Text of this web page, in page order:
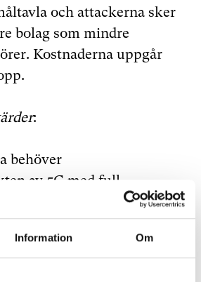
Information Om
och attackerna sker
bolag som mindre
Kostnaderna uppgår
:
behöver
av 5G med full
Tillståndsprocesserna
och regioner – till bland
eldragning – måste bli